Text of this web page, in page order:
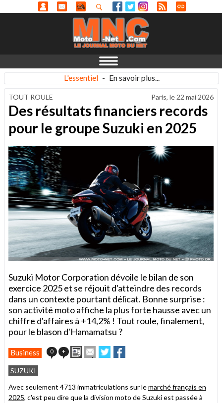
L'essentiel - En savoir plus...
TOUT ROULE Paris, le 22 mai 2026
Des résultats financiers records
pour le groupe Suzuki en 2025
Suzuki Motor Corporation dévoile le bilan de son
exercice 2025 et se réjouit d'atteindre des records
dans un contexte pourtant délicat. Bonne surprise :
son activité moto affiche la plus forte hausse avec un
chiffre d'affaires à +14,2% ! Tout roule, finalement,
pour le blason d'Hamamatsu ?
Business 0 + ImprimerEnvoyer
cet
ami
Partager
sur
sur
SUZUKI
Avec seulement 4713 immatriculations sur lemarché français en
2025, c'est peu dire que la division moto de Suzuki est passée à